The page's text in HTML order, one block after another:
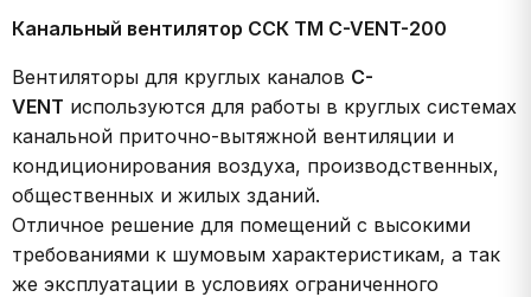
Канальный вентилятор ССК ТМ C-VENT-200
Вентиляторы для круглых каналов C-
VENT используются для работы в круглых системах
канальной приточно-вытяжной вентиляции и
кондиционирования воздуха, производственных,
общественных и жилых зданий.
Отличное решение для помещений с высокими
требованиями к шумовым характеристикам, а так
же эксплуатации в условиях ограниченного